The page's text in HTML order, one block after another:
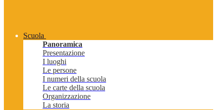
Scuola
Panoramica
Presentazione
I luoghi
Le persone
I numeri della scuola
Le carte della scuola
Organizzazione
La storia